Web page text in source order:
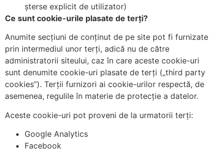
șterse explicit de utilizator)
Ce sunt cookie-urile plasate de terți?
Anumite secțiuni de conținut de pe site pot fi furnizate
prin intermediul unor terți, adică nu de către
administratorii siteului, caz în care aceste cookie-uri
sunt denumite cookie-uri plasate de terți („third party
cookies”). Terții furnizori ai cookie-urilor respectă, de
asemenea, regulile în materie de protecție a datelor.
Aceste cookie-uri pot proveni de la urmatorii terți:
Google Analytics
Facebook